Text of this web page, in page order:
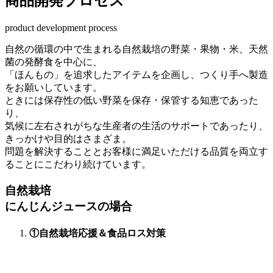
product development process
自然の循環の中で生まれる自然栽培の野菜・果物・米、天然
菌の発酵食を中心に、
「ほんもの」を追求したアイテムを企画し、つくり手へ製造
をお願いしています。
ときには保存性の低い野菜を保存・保管する知恵であった
り、
気候に左右されがちな生産者の生活のサポートであったり、
きっかけや目的はさまざま。
問題を解決することとお客様に満足いただける品質を両立す
ることにこだわり続けています。
自然栽培
にんじんジュースの場合
①自然栽培応援＆食品ロス対策